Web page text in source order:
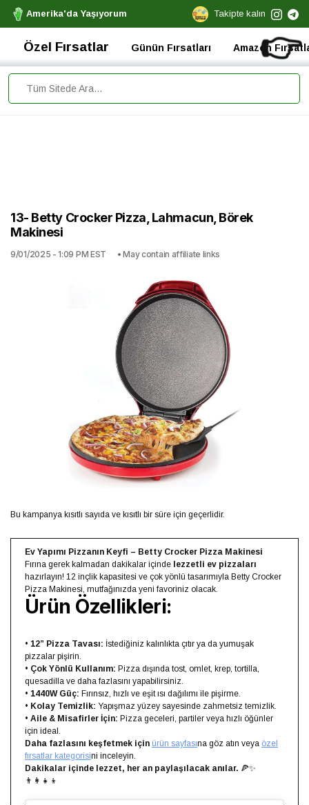
Amerika'da Yaşıyorum Takipte kalın
👉
Özel Fırsatlar Günün Fırsatları Amazon
13- Betty Crocker Pizza, Lahmacun, Börek
Makinesi
9/01/2025 - 1:09 PM EST • May contain affiliate links
Bu kampanya kısıtlı sayıda ve kısıtlı bir süre için geçerlidir.
Ev Yapımı Pizzanın Keyfi – Betty Crocker Pizza Makinesi
Fırına gerek kalmadan dakikalar içinde lezzetli ev pizzaları
hazırlayın! 12 inçlik kapasitesi ve çok yönlü tasarımıyla Betty Crocker
Pizza Makinesi, mutfağınızda yeni favoriniz olacak.
Ürün Özellikleri:
• 12” Pizza Tavası: İstediğiniz kalınlıkta çıtır ya da yumuşak
pizzalar pişirin.
• Çok Yönlü Kullanım: Pizza dışında tost, omlet, krep, tortilla,
quesadilla ve daha fazlasını yapabilirsiniz.
• 1440W Güç: Fırınsız, hızlı ve eşit ısı dağılımı ile pişirme.
• Kolay Temizlik: Yapışmaz yüzey sayesinde zahmetsiz temizlik.
• Aile & Misafirler İçin: Pizza geceleri, partiler veya hızlı öğünler
için ideal.
Daha fazlasını keşfetmek için ürün sayfasına göz atın veya özel
fırsatlar kategorisini inceleyin.
Dakikalar içinde lezzet, her an paylaşılacak anılar. 🍕✨
👨‍👩‍👧‍👦